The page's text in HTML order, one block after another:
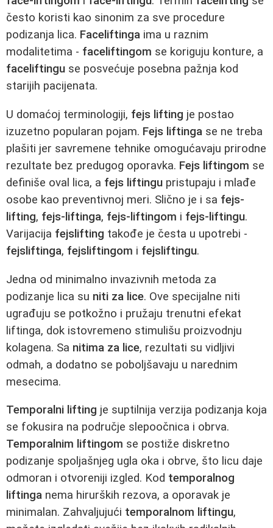
često koristi kao sinonim za sve procedure
podizanja lica. Faceliftinga ima u raznim
modalitetima - faceliftingom se koriguju konture, a
faceliftingu se posvećuje posebna pažnja kod
starijih pacijenata.
U domaćoj terminologiji, fejs lifting je postao
izuzetno popularan pojam. Fejs liftinga se ne treba
plašiti jer savremene tehnike omogućavaju prirodne
rezultate bez predugog oporavka. Fejs liftingom se
definiše oval lica, a fejs liftingu pristupaju i mlađe
osobe kao preventivnoj meri. Slično je i sa fejs-
lifting, fejs-liftinga, fejs-liftingom i fejs-liftingu.
Varijacija fejslifting takođe je česta u upotrebi -
fejsliftinga, fejsliftingom i fejsliftingu.
Jedna od minimalno invazivnih metoda za
podizanje lica su niti za lice. Ove specijalne niti
ugrađuju se potkožno i pružaju trenutni efekat
liftinga, dok istovremeno stimulišu proizvodnju
kolagena. Sa nitima za lice, rezultati su vidljivi
odmah, a dodatno se poboljšavaju u narednim
mesecima.
Temporalni lifting je suptilnija verzija podizanja koja
se fokusira na područje slepoočnica i obrva.
Temporalnim liftingom se postiže diskretno
podizanje spoljašnjeg ugla oka i obrve, što licu daje
odmoran i otvoreniji izgled. Kod temporalnog
liftinga nema hirurških rezova, a oporavak je
minimalan. Zahvaljujući temporalnom liftingu,